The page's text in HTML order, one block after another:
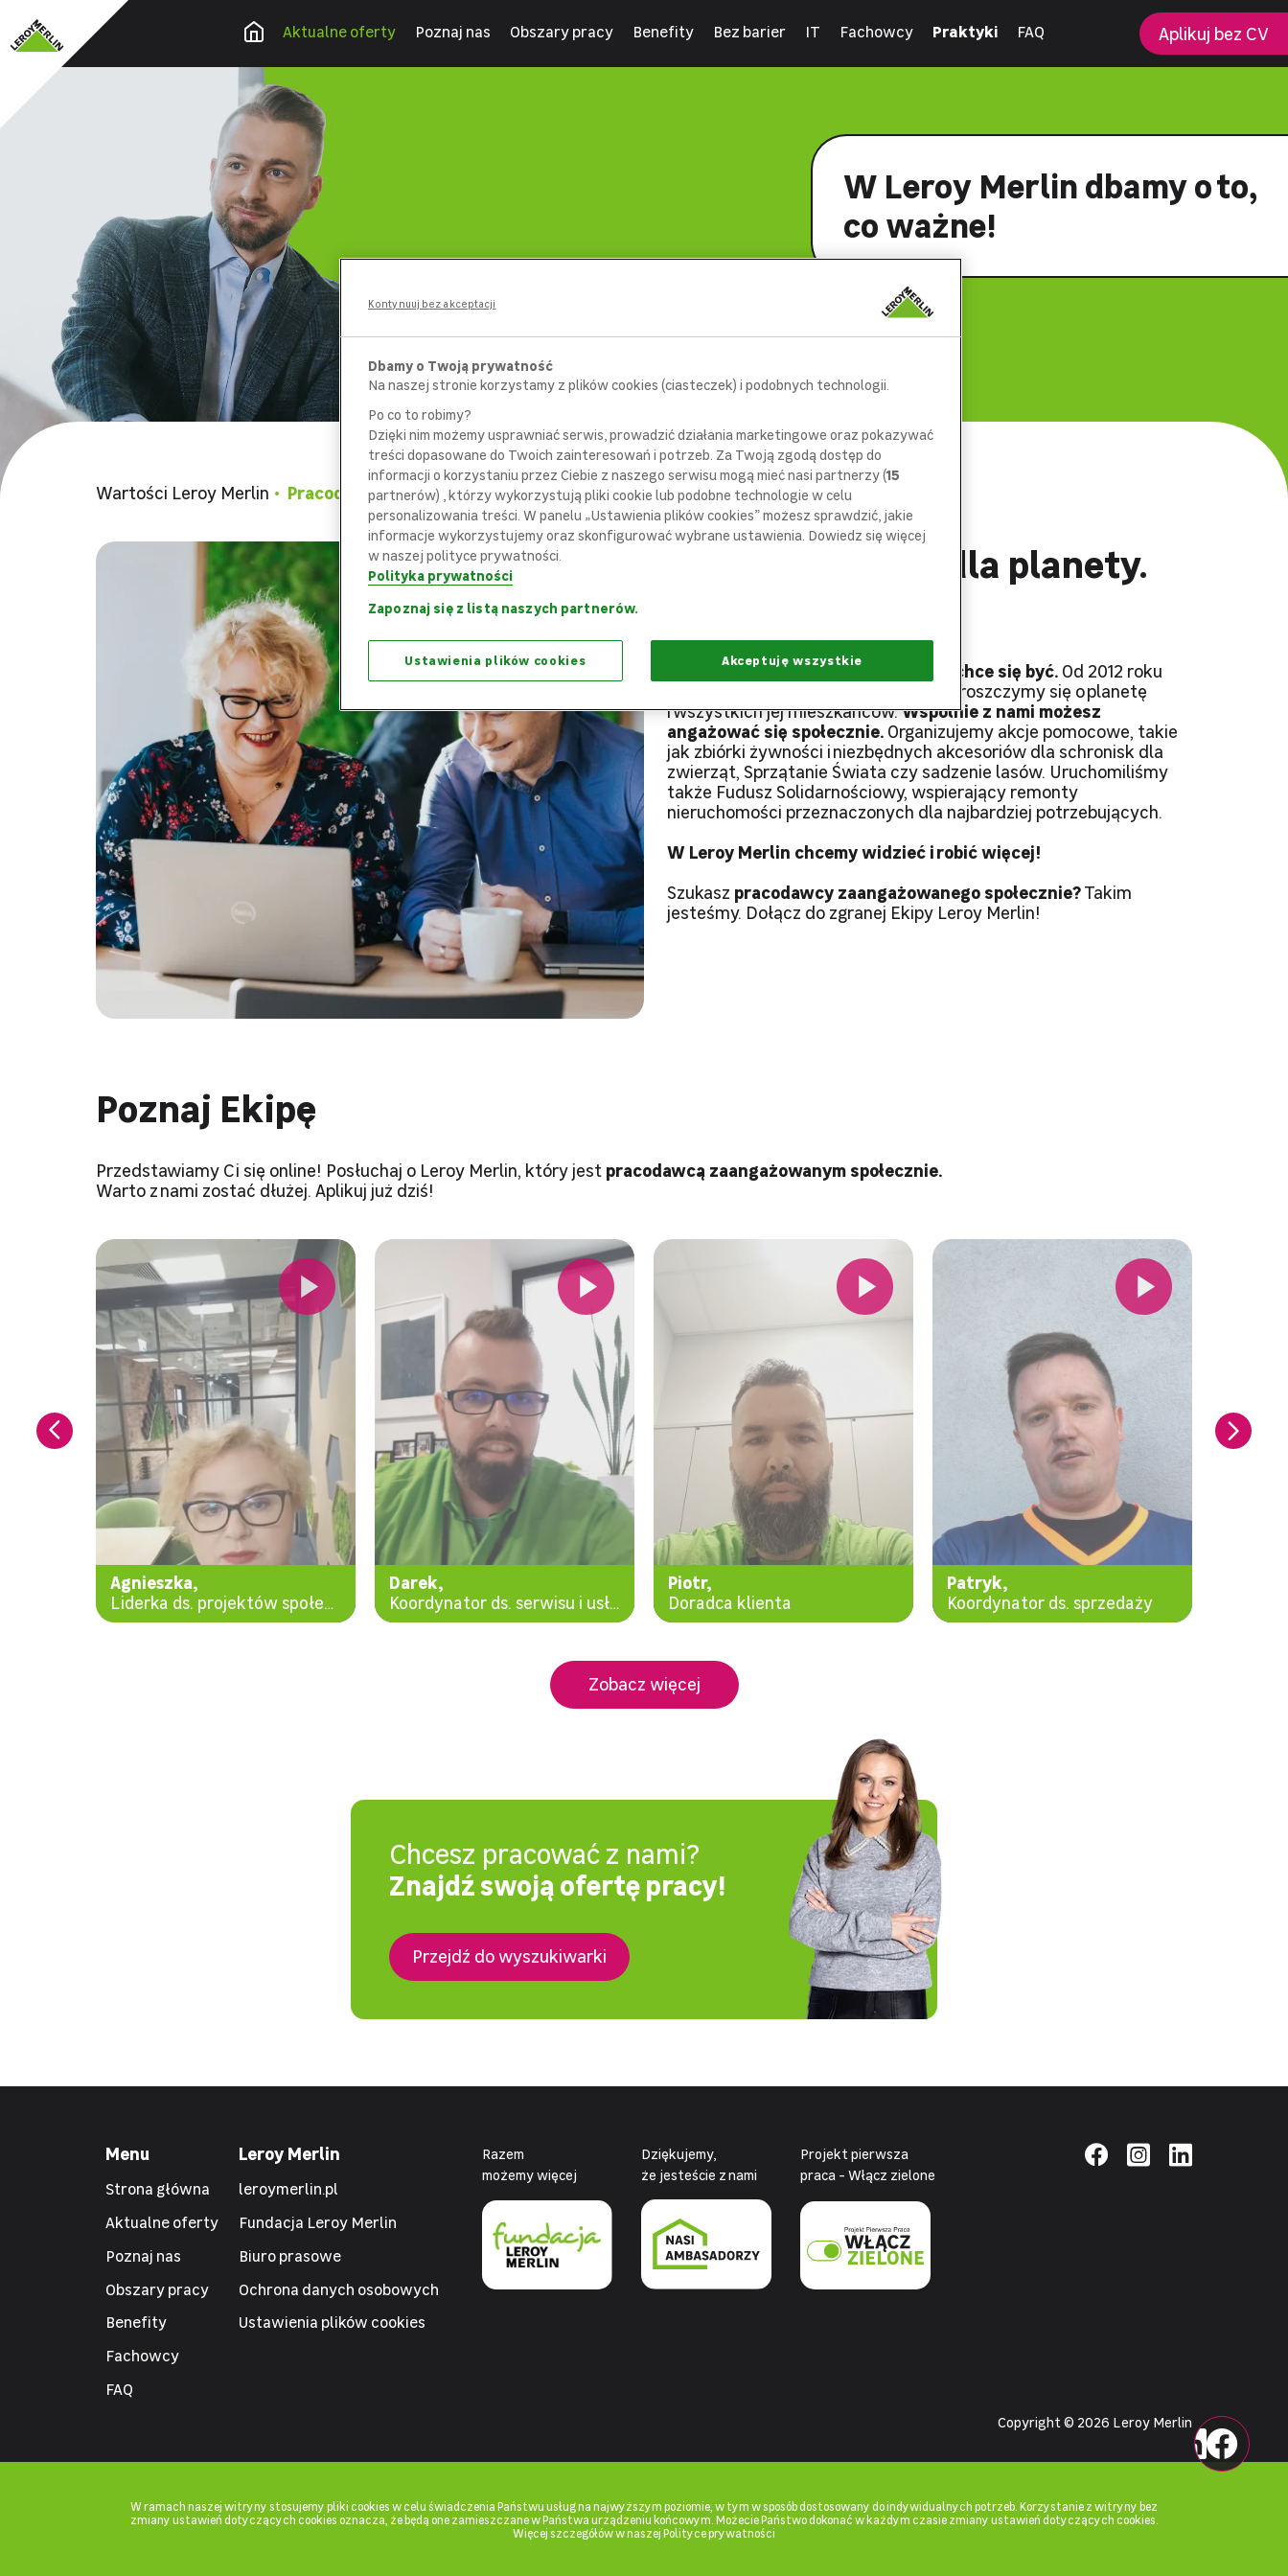
Aktualne oferty Poznaj nas Obszary pracy Benefity Bez barier IT Fachowcy Praktyki FAQ Aplikuj bez CV
W Leroy Merlin dbamy o to,
co ważne!
Wartości Leroy Merlin Pracodawca zaangażowany społecznie
Angażujemy się dla planety.
Tworzymymiejsce pracy, w którym chce się być. Od 2012 roku
prowadzimy Fundację Leroy Merlin. Troszczymy się o planetę
i wszystkich jej mieszkańców.Wspólnie z nami możesz
angażować się społecznie. Organizujemy akcje pomocowe, takie
jak zbiórki żywności i niezbędnych akcesoriów dla schronisk dla
zwierząt, Sprzątanie Świata czy sadzenie lasów. Uruchomiliśmy
także Fudusz Solidarnościowy, wspierający remonty
nieruchomości przeznaczonych dla najbardziej potrzebujących.
W Leroy Merlin chcemy widzieć i robić więcej!
Szukasz pracodawcy zaangażowanego społecznie?Takim
jesteśmy. Dołącz do zgranej Ekipy Leroy Merlin!
Poznaj Ekipę
Przedstawiamy Ci się online! Posłuchaj o Leroy Merlin, który jest pracodawcą zaangażowanym społecznie.
Warto z nami zostać dłużej. Aplikuj już dziś!
Agnieszka,
Liderka ds. projektów społecznych
Darek,
Koordynator ds. serwisu i usług
Piotr,
Doradca klienta
Patryk,
Koordynator ds. sprzedaży
Zobacz więcej
Chcesz pracować z nami?
Znajdź swoją ofertę pracy!
Przejdź do wyszukiwarki
Filtry
Nasze wartości
Obszar
Menu
Strona główna
Aktualne oferty
Poznaj nas
Obszary pracy
Benefity
Fachowcy
FAQ
Leroy Merlin
leroymerlin.pl
Fundacja Leroy Merlin
Biuro prasowe
Ochrona danych osobowych
Ustawienia plików cookies
Razem
możemy więcej
Dziękujemy,
że jesteście z nami
Projekt pierwsza
praca - Włącz zielone
Copyright © 2026 Leroy Merlin
W ramach naszej witryny stosujemy pliki cookies w celu świadczenia Państwu usług na najwyższym poziomie, w tym w sposób dostosowany do indywidualnych potrzeb. Korzystanie z witryny bez
zmiany ustawień dotyczących cookies oznacza, że będą one zamieszczane w Państwa urządzeniu końcowym. Możecie Państwo dokonać w każdym czasie zmiany ustawień dotyczących cookies.
Więcej szczegółów w naszej Polityce prywatności
Dbamy o Twoją prywatność
Na naszej stronie korzystamy z plików cookies (ciasteczek) i podobnych technologii.
Po co to robimy?
Dzięki nim możemy usprawniać serwis, prowadzić działania marketingowe oraz pokazywać
treści dopasowane do Twoich zainteresowań i potrzeb. Za Twoją zgodą dostęp do
informacji o korzystaniu przez Ciebie z naszego serwisu mogą mieć nasi partnerzy (15
partnerów) , którzy wykorzystują pliki cookie lub podobne technologie w celu
personalizowania treści. W panelu „Ustawienia plików cookies” możesz sprawdzić, jakie
informacje wykorzystujemy oraz skonfigurować wybrane ustawienia. Dowiedz się więcej
w naszej polityce prywatności.
Polityka prywatności
Zapoznaj się z listą naszych partnerów.
Ustawienia plików cookies Akceptuję wszystkie
Kontynuuj bez akceptacji